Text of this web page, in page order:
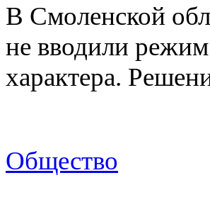
В Смоленской
не вводили
характера.
Общество